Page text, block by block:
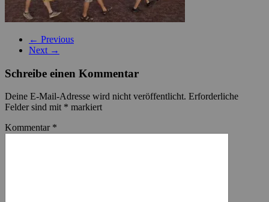
← Previous
Next →
Schreibe einen Kommentar
Deine E-Mail-Adresse wird nicht veröffentlicht. Erforderliche
Felder sind mit * markiert
Kommentar *